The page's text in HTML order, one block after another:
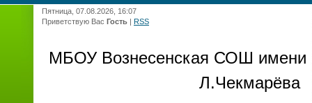
Пятница, 07.08.2026, 16:07
Приветствую Вас Гость | RSS
МБОУ Вознесенская СОШ имени
Л.Чекмарёва